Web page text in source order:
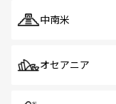
中南米
オセアニア